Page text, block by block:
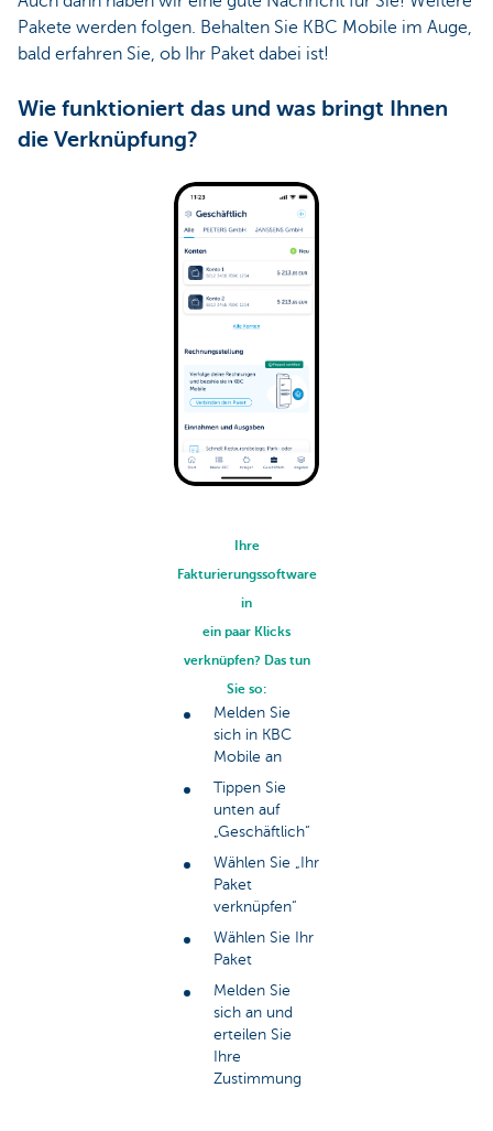
Pakete werden folgen. Behalten Sie KBC Mobile im Auge,
bald erfahren Sie, ob Ihr Paket dabei ist!
Wie funktioniert das und was bringt Ihnen
die Verknüpfung?
Ihre
Fakturierungssoftware
in
ein paar Klicks
verknüpfen? Das tun
Sie so:
Melden Sie
sich in KBC
Mobile an
Tippen Sie
unten auf
„Geschäftlich“
Wählen Sie „Ihr
Paket
verknüpfen“
Wählen Sie Ihr
Paket
Melden Sie
sich an und
erteilen Sie
Ihre
Zustimmung